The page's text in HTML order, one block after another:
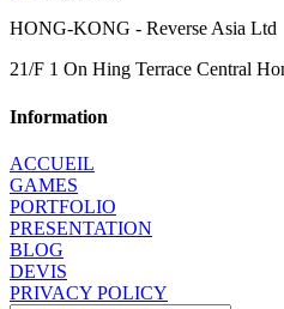
HONG-KONG - Reverse Asia Ltd
21/F 1 On Hing Terrace Central
Information
ACCUEIL
GAMES
PORTFOLIO
PRESENTATION
BLOG
DEVIS
PRIVACY POLICY